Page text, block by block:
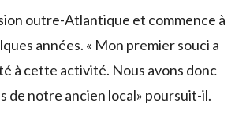
outre-Atlantique et commence à
années. « Mon premier souci a
à cette activité. Nous avons donc
de notre ancien local» poursuit-il.